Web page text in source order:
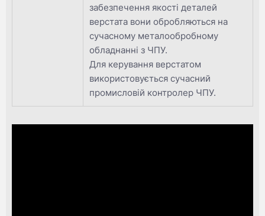
забезпечення якості деталей
верстата вони обробляються на
сучасному металообробному
обладнанні з ЧПУ.
Для керування верстатом
використовується сучасний
промисловій контролер ЧПУ.